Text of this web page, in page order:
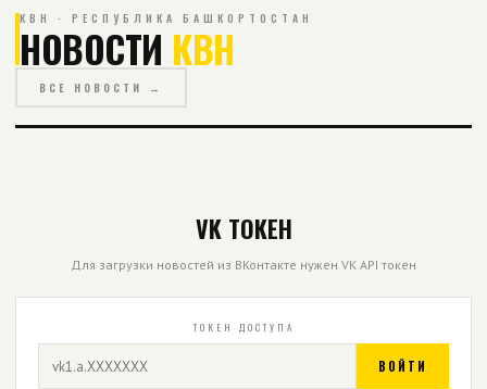
КВН · РЕСПУБЛИКА БАШКОРТОСТАН
НОВОСТИ КВН
ВСЕ НОВОСТИ →
VK ТОКЕН
Для загрузки новостей из ВКонтакте нужен VK API токен
ТОКЕН ДОСТУПА
ВОЙТИ